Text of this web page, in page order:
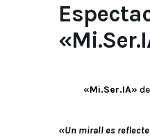
«Mi.Ser.IA»
«Un mirall es